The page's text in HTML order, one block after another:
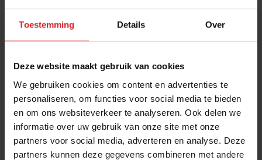
Toestemming Details Over
Deze website maakt gebruik van cookies
We gebruiken cookies om content en advertenties te
personaliseren, om functies voor social media te bieden
en om ons websiteverkeer te analyseren. Ook delen we
informatie over uw gebruik van onze site met onze
partners voor social media, adverteren en analyse. Deze
partners kunnen deze gegevens combineren met andere
‘valse peper’ of paradijskorrel misschien wel
peper, maar heeft tonen van citrus en kardemon.
Tegenwoordig komen we het in Nederland het
meest tegen als onderdeel van de Marokkaanse
kruidenmix ras el hanout.
Deel artikel